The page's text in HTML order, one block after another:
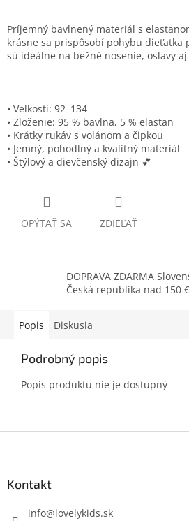
Príjemný bavlnený materiál s
krásne sa prispôsobí pohybu dieťatka
sú ideálne na bežné nosenie, oslavy
• Veľkosti: 92–134
• Zloženie: 95 % bavlna, 5 % elastan
• Krátky rukáv s volánom a čipkou
• Jemný, pohodlný a kvalitný materiál
• Štýlový a dievčenský dizajn 💕
OPÝTAŤ SA ZDIEĽAŤ
DOPRAVA ZDARMA
Česká republika nad 150 €
Popis Diskusia
Podrobný popis
Popis produktu nie je dostupný
Kontakt
info@lovelykids.sk